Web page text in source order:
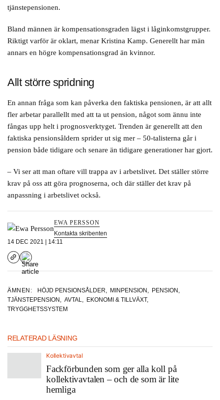
tjänstepensionen.
Bland männen är kompensationsgraden lägst i låginkomstgrupper.
Riktigt varför är oklart, menar Kristina Kamp. Generellt har män
annars en högre kompensationsgrad än kvinnor.
Allt större spridning
En annan fråga som kan påverka den faktiska pensionen, är att allt
fler arbetar parallellt med att ta ut pension, något som ännu inte
fångas upp helt i prognosverktyget. Trenden är generellt att den
faktiska pensionsåldern sprider ut sig mer – 50-talisterna går i
pension både tidigare och senare än tidigare generationer har gjort.
– Vi ser att man oftare vill trappa av i arbetslivet. Det ställer större
krav på oss att göra prognoserna, och där ställer det krav på
anpassning i arbetslivet också.
EWA PERSSON
Kontakta skribenten
14 DEC 2021 | 14:11
ÄMNEN: HÖJD PENSIONSÅLDER, MINPENSION , PENSION ,
TJÄNSTEPENSION , AVTAL, EKONOMI & TILLVÄXT,
TRYGGHETSSYSTEM
RELATERAD LÄSNING
Kollektivavtal
Fackförbunden som ger alla koll på
kollektivavtalen – och de som är lite
hemliga